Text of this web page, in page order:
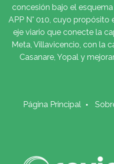
concesión bajo el
APP N° 010, cuyo
eje viario que conecte la
Meta, Villavicencio, con la
Casanare, Yopal y
Página Principal